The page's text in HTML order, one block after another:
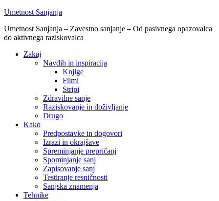
Umetnost Sanjanja
Umetnost Sanjanja – Zavestno sanjanje – Od pasivnega opazovalca
do aktivnega raziskovalca
Zakaj
Navdih in inspiracija
Knjige
Filmi
Stripi
Zdravilne sanje
Raziskovanje in doživljanje
Drugo
Kako
Predpostavke in dogovori
Izrazi in okrajšave
Spreminjanje prepričanj
Spominjanje sanj
Zapisovanje sanj
Testiranje resničnosti
Sanjska znamenja
Tehnike